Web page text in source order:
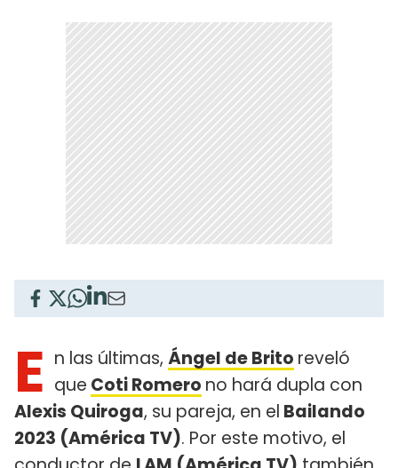
E n las últimas, Ángel de Brito reveló
que Coti Romero no hará dupla con
Alexis Quiroga, su pareja, en el Bailando
2023 (América TV). Por este motivo, el